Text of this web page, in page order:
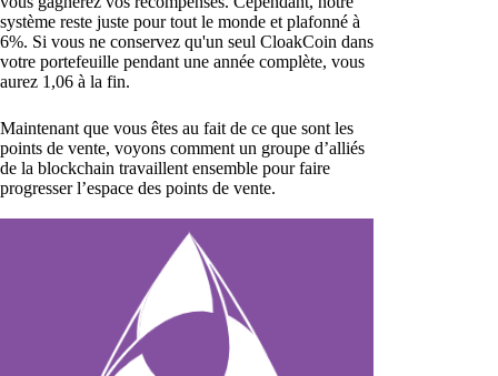
système reste juste pour tout le monde et plafonné à
6%. Si vous ne conservez qu'un seul CloakCoin dans
votre portefeuille pendant une année complète, vous
aurez 1,06 à la fin.
Maintenant que vous êtes au fait de ce que sont les
points de vente, voyons comment un groupe d’alliés
de la blockchain travaillent ensemble pour faire
progresser l’espace des points de vente.